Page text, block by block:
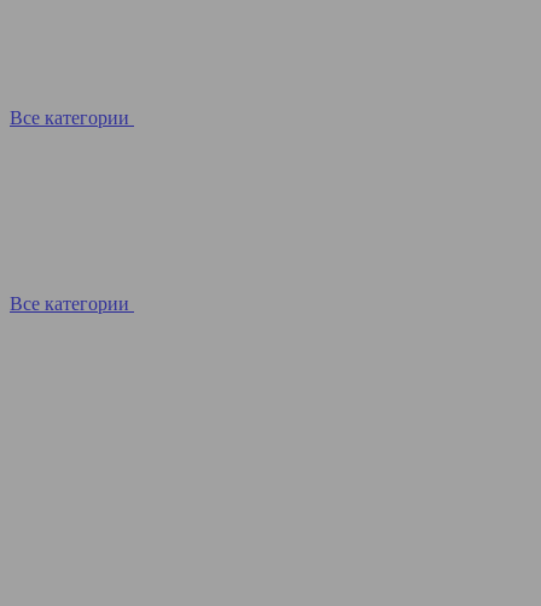
Все категории
Все категории